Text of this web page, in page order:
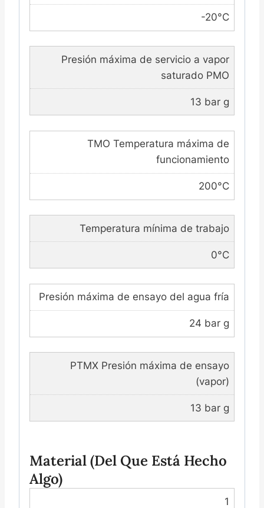
-20°C
Presión máxima de servicio a vapor
saturado PMO
13 bar g
TMO Temperatura máxima de
funcionamiento
200°C
Temperatura mínima de trabajo
0°C
Presión máxima de ensayo del agua fría
24 bar g
PTMX Presión máxima de ensayo
(vapor)
13 bar g
Material (del Que Está Hecho
Algo)
1